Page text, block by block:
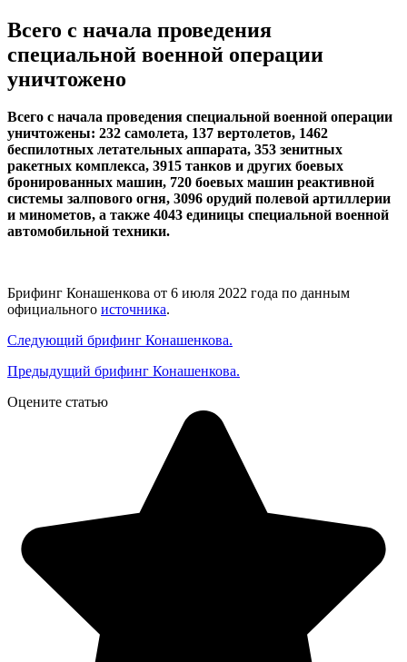
Всего с начала проведения
специальной военной операции
уничтожено
Всего с начала проведения специальной военной операции
уничтожены: 232 самолета, 137 вертолетов, 1462
беспилотных летательных аппарата, 353 зенитных
ракетных комплекса, 3915 танков и других боевых
бронированных машин, 720 боевых машин реактивной
системы залпового огня, 3096 орудий полевой артиллерии
и минометов, а также 4043 единицы специальной военной
автомобильной техники.
Брифинг Конашенкова от 6 июля 2022 года по данным
официального источника.
Следующий брифинг Конашенкова.
Предыдущий брифинг Конашенкова.
Оцените статью